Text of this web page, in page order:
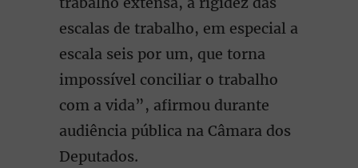
escalas de trabalho, em especial a
escala seis por um, que torna
impossível conciliar o trabalho
com a vida”, afirmou durante
audiência pública na Câmara dos
Deputados.